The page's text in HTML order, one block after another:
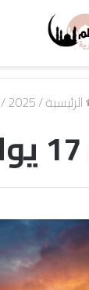
الرئيسية/
2025
/
17 يوليو، 2025